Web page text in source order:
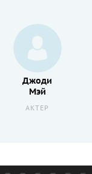
Джоди
Мэй
АКТЕР